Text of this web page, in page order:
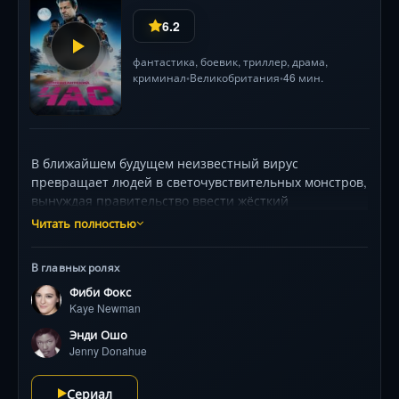
6.2
фантастика, боевик, триллер, драма,
криминал•Великобритания•46 мин.
В ближайшем будущем неизвестный вирус
превращает людей в светочувствительных монстров,
вынуждая правительство ввести жёсткий
комендантский час. Отчаявшиеся герои — водитель
жизнь и место в легендарном Убежище. Их ждут
бронированные машины, коварные ловушки,
предательства и тёмные секреты прошлого.
Звёздный ансамбль: Шон Бин в роли циничного
стратега, Билли Зейн как эксцентричный гонщик,
бензиновый кошмар Джереми Кларксона: неоновые
Читать полностью
В главных ролях
Фиби Фокс
Kaye Newman
Энди Ошо
Jenny Donahue
Сериал